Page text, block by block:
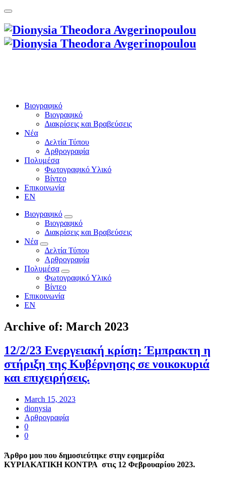
Βιογραφικό
Βιογραφικό
Διακρίσεις και Βραβεύσεις
Νέα
Δελτία Τύπου
Αρθρογραφία
Πολυμέσα
Φωτογραφικό Υλικό
Βίντεο
Επικοινωνία
EN
Βιογραφικό
Βιογραφικό
Διακρίσεις και Βραβεύσεις
Νέα
Δελτία Τύπου
Αρθρογραφία
Πολυμέσα
Φωτογραφικό Υλικό
Βίντεο
Επικοινωνία
EN
Archive of: March 2023
12/2/23 Ενεργειακή κρίση: Έμπρακτη η
στήριξη της Κυβέρνησης σε νοικοκυριά
και επιχειρήσεις.
March 15, 2023
dionysia
Αρθρογραφία
0
0
Άρθρο μου που δημοσιεύτηκε στην εφημερίδα
ΚΥΡΙΑΚΑΤΙΚΗ ΚΟΝΤΡΑ στις 12 Φεβρουαρίου 2023.